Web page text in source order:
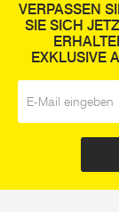
VERPASSEN
SIE SICH
EXKLUSIVE